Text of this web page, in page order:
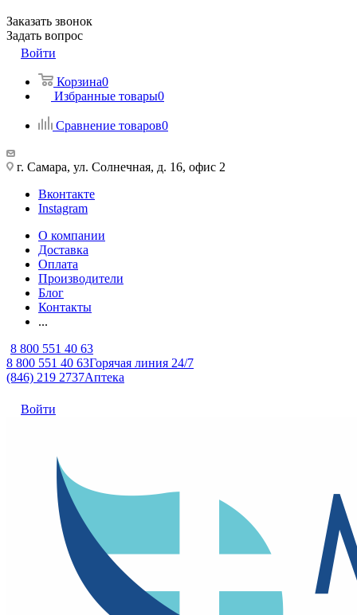
Заказать звонок
Задать вопрос
Войти
Корзина0
Избранные товары0
Сравнение товаров0
г. Самара, ул. Солнечная, д. 16, офис 2
Вконтакте
Instagram
О компании
Доставка
Оплата
Производители
Блог
Контакты
...
8 800 551 40 63
8 800 551 40 63Горячая линия 24/7
(846) 219 2737Аптека
Войти